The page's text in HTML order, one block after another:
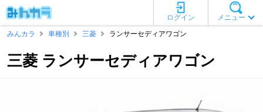
メニュー
ログイン
みんカラ
車種別 三菱 ランサーセディアワゴン
三菱 ランサーセディアワゴン